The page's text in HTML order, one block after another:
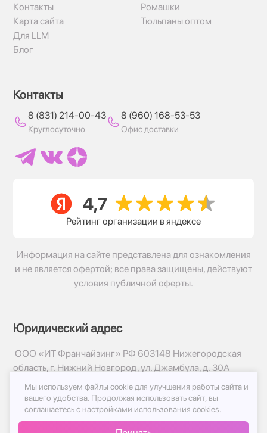
Контакты
Карта сайта
Для LLM
Блог
Ромашки
Тюльпаны оптом
Контакты
8 (831) 214-00-43
Круглосуточно
8 (960) 168-53-53
Офис доставки
Рейтинг организации в яндексе
Информация на сайте представлена для ознакомления
и не является офертой; все права защищены, действуют
условия публичной оферты.
Юридический адрес
ООО «ИТ Франчайзинг» РФ 603148 Нижегородская
область, г. Нижний Новгород, ул. Джамбула, д. 30А
© 2017-2026г, База Цветов 24.ру
Политика конфиденциальности
Публичная оферта
Мы используем файлы cookie для улучшения работы сайта и
вашего удобства. Продолжая использовать сайт, вы
соглашаетесь с настройками использования cookies.